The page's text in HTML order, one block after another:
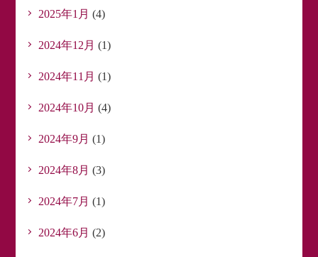
2025年1月 (4)
2024年12月 (1)
2024年11月 (1)
2024年10月 (4)
2024年9月 (1)
2024年8月 (3)
2024年7月 (1)
2024年6月 (2)